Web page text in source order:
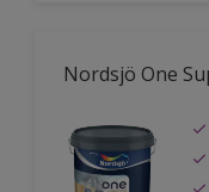
Nordsjö One